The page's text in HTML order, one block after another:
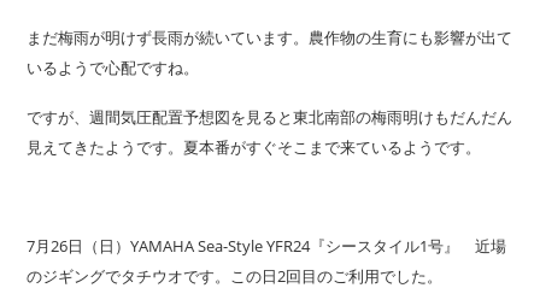
サービス案内 イベント情報
新艇・展示艇情報 中古艇情報
まだ梅雨が明けず長雨が続いています。農作物の生育にも影響が出て
いるようで心配ですね。
ですが、週間気圧配置予想図を見ると東北南部の梅雨明けもだんだん
見えてきたようです。夏本番がすぐそこまで来ているようです。
7月26日（日）YAMAHA Sea-Style YFR24『シースタイル1号』 近場
のジギングでタチウオです。この日2回目のご利用でした。